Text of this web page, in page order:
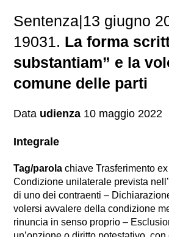
Sentenza|13 giugno
19031. La forma
substantiam” e la
comune delle parti
Data udienza 10 maggio 2022
Integrale
Tag/parola chiave Trasferimento
Condizione unilaterale prevista
di uno dei contraenti –
volersi avvalere della condizione
rinuncia in senso proprio –